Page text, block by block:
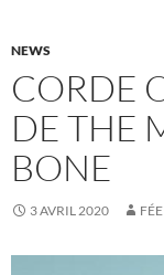
NEWS
CORDE
DE THE
BONE
3 AVRIL 2020